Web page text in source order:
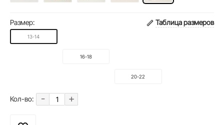
Размер: Таблица размеров
13-14
16-18
20-22
Кол-во: - +